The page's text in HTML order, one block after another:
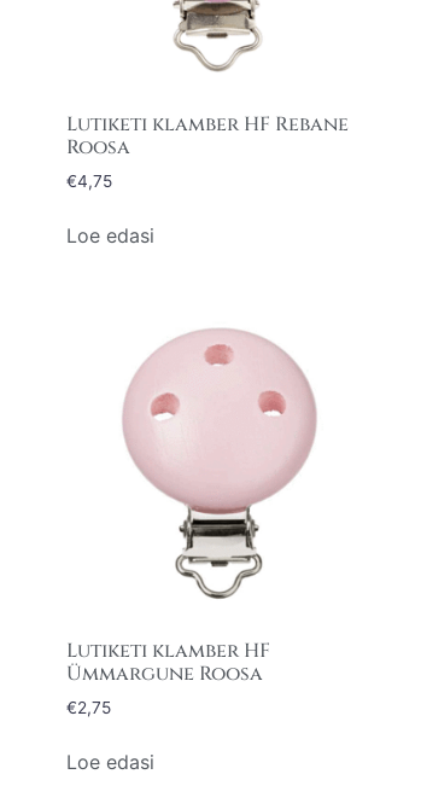
Lutiketi klamber HF Rebane
Roosa
€4,75
Loe edasi
Lutiketi klamber HF
Ümmargune Roosa
€2,75
Loe edasi